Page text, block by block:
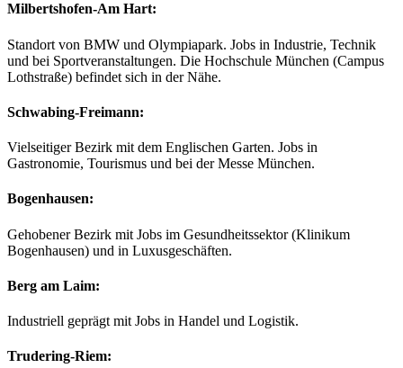
Milbertshofen-Am Hart:
Standort von BMW und Olympiapark. Jobs in Industrie, Technik
und bei Sportveranstaltungen. Die Hochschule München (Campus
Lothstraße) befindet sich in der Nähe.
Schwabing-Freimann:
Vielseitiger Bezirk mit dem Englischen Garten. Jobs in
Gastronomie, Tourismus und bei der Messe München.
Bogenhausen:
Gehobener Bezirk mit Jobs im Gesundheitssektor (Klinikum
Bogenhausen) und in Luxusgeschäften.
Berg am Laim:
Industriell geprägt mit Jobs in Handel und Logistik.
Trudering-Riem: